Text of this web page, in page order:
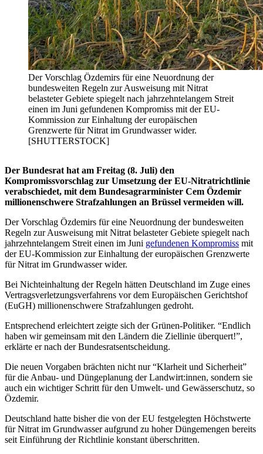
Der Vorschlag Özdemirs für eine Neuordnung der
bundesweiten Regeln zur Ausweisung mit Nitrat
belasteter Gebiete spiegelt nach jahrzehntelangem Streit
einen im Juni gefundenen Kompromiss mit der EU-
Kommission zur Einhaltung der europäischen
Grenzwerte für Nitrat im Grundwasser wider.
[SHUTTERSTOCK]
Der Bundesrat hat am Freitag (8. Juli) den
Kompromissvorschlag zur Umsetzung der EU-Nitratrichtlinie
verabschiedet, mit dem Bundesagrarminister Cem Özdemir
millionenschwere Strafzahlungen an Brüssel vermeiden will.
Der Vorschlag Özdemirs für eine Neuordnung der bundesweiten
Regeln zur Ausweisung mit Nitrat belasteter Gebiete spiegelt nach
jahrzehntelangem Streit einen im Juni gefundenen Kompromiss mit
der EU-Kommission zur Einhaltung der europäischen Grenzwerte
für Nitrat im Grundwasser wider.
Bei Nichteinhaltung der Regeln hätten Deutschland im Zuge eines
Vertragsverletzungsverfahrens vor dem Europäischen Gerichtshof
(EuGH) millionenschwere Strafzahlungen gedroht.
Entsprechend erleichtert zeigte sich der Grünen-Politiker. “Endlich
haben wir gemeinsam mit den Ländern die Ziellinie überquert!”,
erklärte er nach der Bundesratsentscheidung.
Die neuen Vorgaben brächten nicht nur “Klarheit und Sicherheit”
für die Anbau- und Düngeplanung der Landwirt:innen, sondern sie
auch ein wichtiger Schritt für den Umwelt- und Gewässerschutz, so
Özdemir.
Deutschland hatte bisher die von der EU festgelegten Höchstwerte
für Nitrat im Grundwasser aufgrund zu hoher Düngemengen bereits
seit Einführung der Richtlinie konstant überschritten.